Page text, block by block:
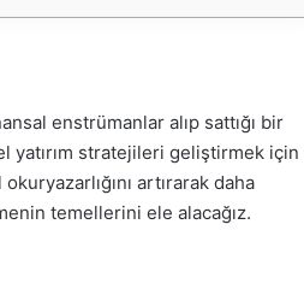
enstrümanlar alıp sattığı bir
yatırım stratejileri geliştirmek için
artırarak daha
temellerini ele alacağız.